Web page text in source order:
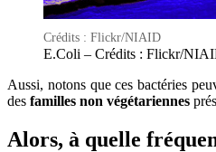
Crédits : Flickr/NIAID
E.Coli – Crédits : Flickr/
Aussi, notons que ces bactéries
des familles non végétariennes
Alors, à quelle